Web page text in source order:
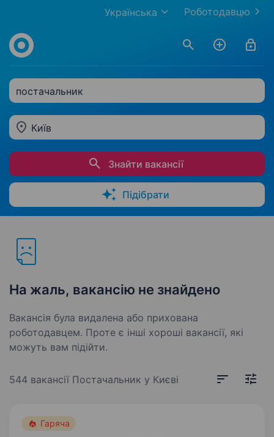
Роботодавцю
Українська
постачальник
Київ
Знайти вакансії
Підібрати
На жаль, вакансію не знайдено
Вакансія була видалена або прихована
роботодавцем. Проте є інші хороші вакансії, які
можуть вам підійти.
544 вакансії Постачальник у Києві
Гаряча